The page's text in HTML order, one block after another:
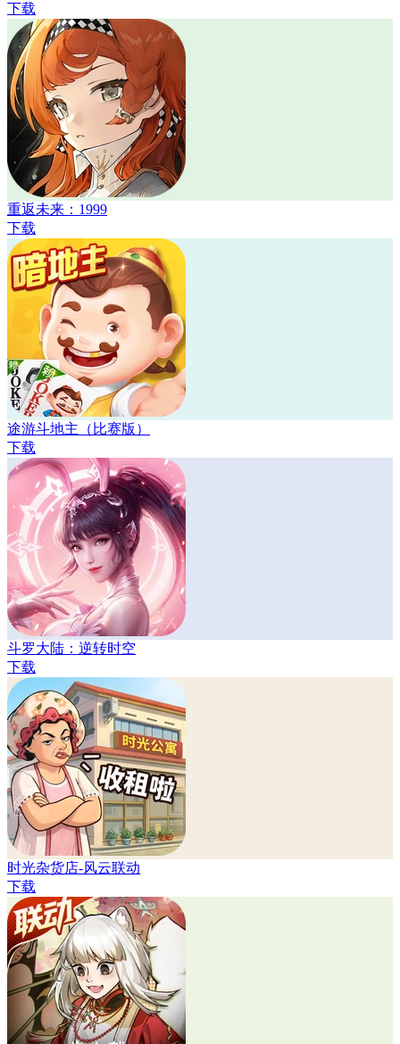
下载
重返未来：1999
下载
途游斗地主（比赛版）
下载
斗罗大陆：逆转时空
下载
时光杂货店-风云联动
下载